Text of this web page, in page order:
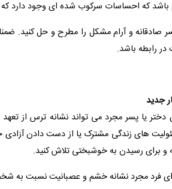
که احساسات سرکوب شده ای وجود دارد که
صادقانه و آرام مشکل را مطرح و حل کنید.
رابطه باشد.
جدید
یا پسر مجرد می تواند نشانه ترس از
های زندگی مشترک یا از دست دادن
و برای رسیدن به خوشبختی تلاش کنید.
فرد مجرد نشانه خشم و عصبانیت نسبت به